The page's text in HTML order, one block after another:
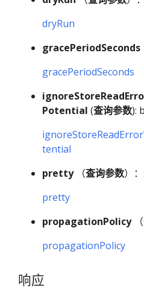
dryRun
gracePeriodSeconds
gracePeriodSeconds
Potential (查询参数):
tential
pretty（查询参数）
pretty
propagationPolicy（
propagationPolicy
响应